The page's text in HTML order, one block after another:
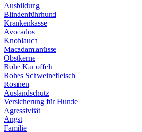
Ausbildung
Blindenführhund
Krankenkasse
Avocados
Knoblauch
Macadamianüsse
Obstkerne
Rohe Kartoffeln
Rohes Schweinefleisch
Rosinen
Auslandschutz
Versicherung für Hunde
Agressivität
Angst
Familie